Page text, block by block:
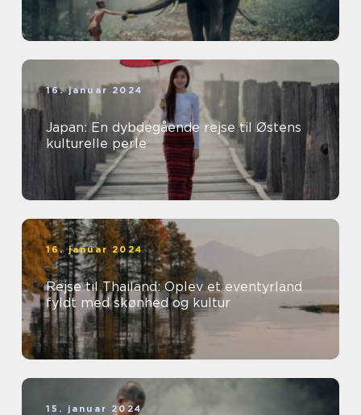
16. januar 2024
Japan: En dybdegående rejse til Østens
kulturelle perle
16. januar 2024
Rejse til Thailand: Oplev et eventyrland
fyldt med skønhed og kultur
15. januar 2024